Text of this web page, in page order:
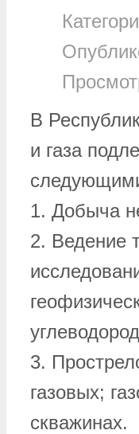
В
и газа
1. Добыча
2. Ведение
3.
газовых;
скважинах.